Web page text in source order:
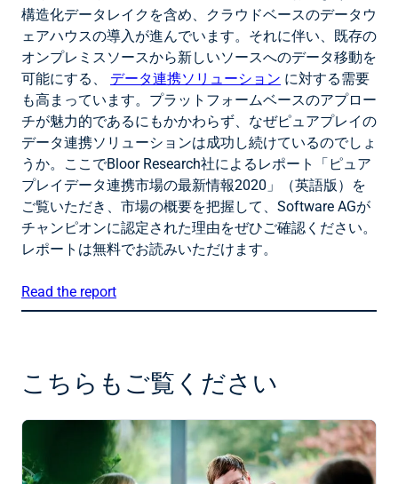
構造化データレイクを含め、クラウドベースのデータウ
ェアハウスの導入が進んでいます。それに伴い、既存の
オンプレミスソースから新しいソースへのデータ移動を
可能にする、 データ連携ソリューション に対する需要
も高まっています。プラットフォームベースのアプロー
チが魅力的であるにもかかわらず、なぜピュアプレイの
データ連携ソリューションは成功し続けているのでしょ
うか。ここでBloor Research社によるレポート「ピュア
プレイデータ連携市場の最新情報2020」（英語版）を
ご覧いただき、市場の概要を把握して、Software AGが
チャンピオンに認定された理由をぜひご確認ください。
レポートは無料でお読みいただけます。
Read the report
こちらもご覧ください